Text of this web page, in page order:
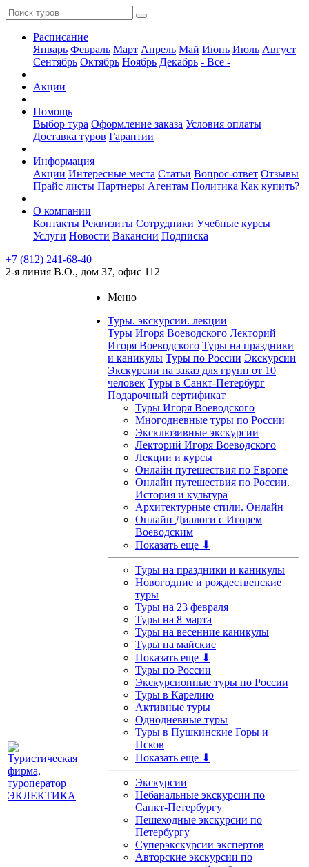
Расписание
Январь Февраль Март Апрель Май Июнь Июль Август
Сентябрь Октябрь Ноябрь Декабрь - Все -
Акции
Помощь
Выбор тура Оформление заказа Условия оплаты
Доставка туров Гарантии
Информация
Акции Интересные места Статьи Вопрос-ответ Отзывы
Прайс листы Партнеры Агентам Политика Как купить?
О компании
Контакты Реквизиты Сотрудники Учебные курсы
Услуги Новости Вакансии Подписка
+7 (812) 241-68-40
2-я линия В.О., дом 37, офис 112
Меню
Туры. экскурсии. лекции
Туры Игоря Воеводского Лекторий
Игоря Воеводского Туры на праздники
и каникулы Туры по России Экскурсии
Экскурсии на заказ для групп от 10
человек Туры в Санкт-Петербург
Подарочный сертификат
Туры Игоря Воеводского
Многодневные туры по России
Эксклюзивные экскурсии
Лекторий Игоря Воеводского
Лекции и курсы
Онлайн путешествия по Европе
Онлайн путешествия по России.
История и культура
Архитектурные стили. Онлайн
Онлайн Диалоги с Игорем
Воеводским
Показать еще ⬇
Туры на праздники и каникулы
Новогодние и рождественские
туры
Туры на 23 февраля
Туры на 8 марта
Туры на весенние каникулы
Туры на майские
Показать еще ⬇
Туры по России
Экскурсионные туры по России
Туры в Карелию
Активные туры
Однодневные туры
Туры в Пушкинские Горы и
Псков
Показать еще ⬇
Экскурсии
Небанальные экскурсии по
Санкт-Петербургу
Пешеходные экскурсии по
Петербургу
Суперэкскурсии экспертов
Авторские экскурсии по